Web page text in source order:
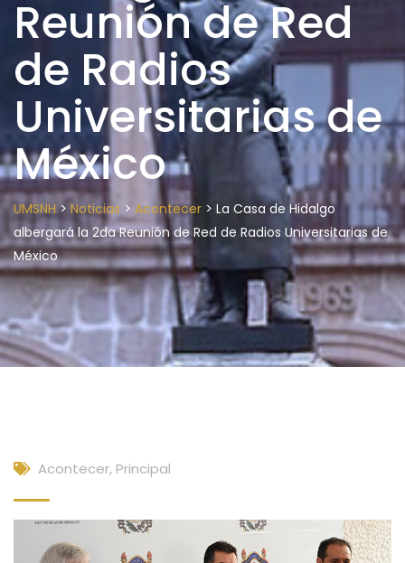
Reunión de Red
de Radios
Universitarias de
México
UMSNH> Noticias > Acontecer > La Casa de Hidalgo
albergará la 2da Reunión de Red de Radios Universitarias de
México
Acontecer, Principal